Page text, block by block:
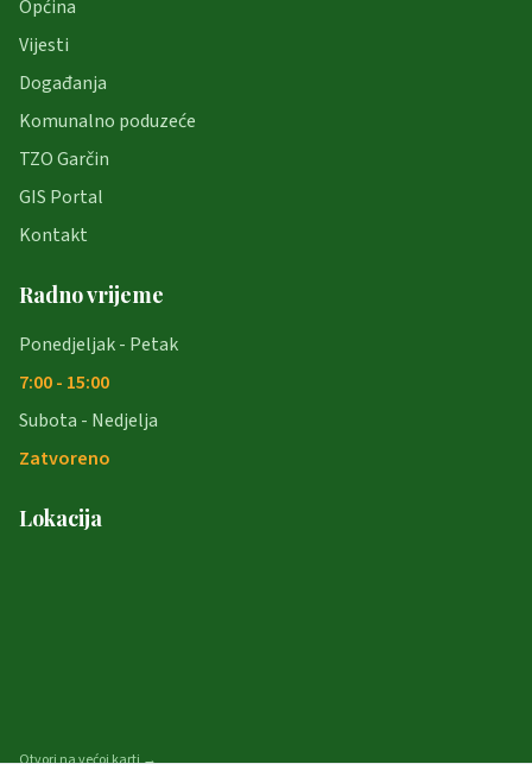
Općina
Vijesti
Događanja
Komunalno poduzeće
TZO Garčin
GIS Portal
Kontakt
Radno vrijeme
Ponedjeljak - Petak
7:00 - 15:00
Subota - Nedjelja
Zatvoreno
Lokacija
Otvori na većoj karti →